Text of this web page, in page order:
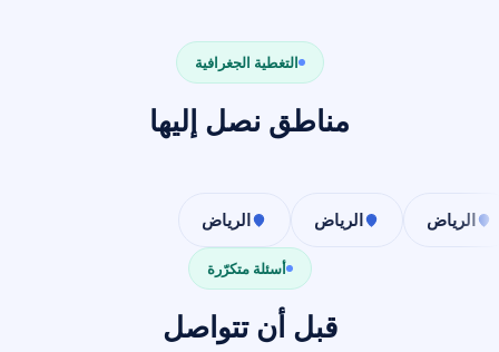
التغطية الجغرافية
مناطق نصل إليها
الرياض الرياض الرياض
أسئلة متكرّرة
قبل أن تتواصل